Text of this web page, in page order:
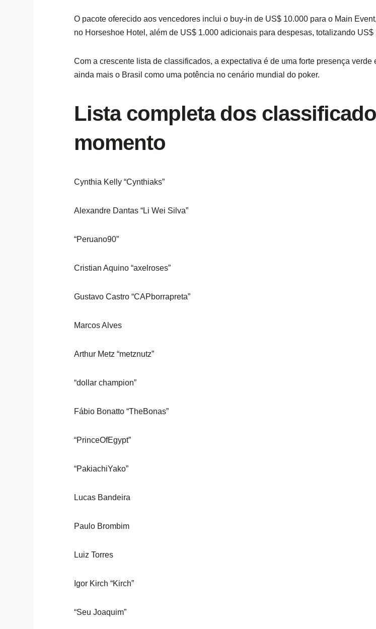
O pacote oferecido aos vencedores inclui o buy-in de US$ 10.000 para o Main
no Horseshoe Hotel, além de US$ 1.000 adicionais para despesas, totalizando US$
Com a crescente lista de classificados, a expectativa é de uma forte presença
ainda mais o Brasil como uma potência no cenário mundial do poker.
Lista completa dos
momento
Cynthia Kelly “Cynthiaks”
Alexandre Dantas “Li Wei Silva”
“Peruano90”
Cristian Aquino “axelroses”
Gustavo Castro “CAPborrapreta”
Marcos Alves
Arthur Metz “metznutz”
“dollar champion”
Fábio Bonatto “TheBonas”
“PrinceOfEgypt”
“PakiachiYako”
Lucas Bandeira
Paulo Brombim
Luiz Torres
Igor Kirch “Kirch”
“Seu Joaquim”